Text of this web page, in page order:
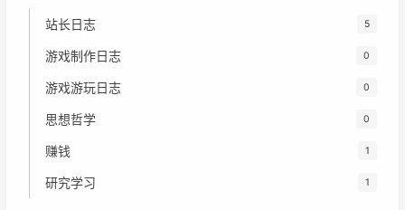
站长日志 5
游戏制作日志 0
游戏游玩日志 0
思想哲学 0
赚钱 1
研究学习 1